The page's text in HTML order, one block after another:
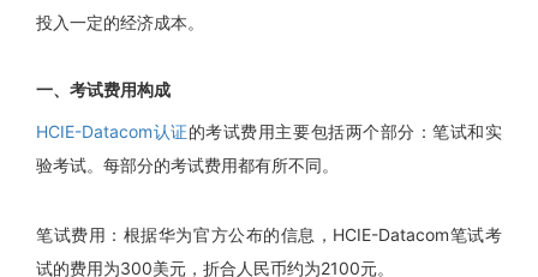
投入一定的经济成本。
一、考试费用构成
HCIE-Datacom认证的考试费用主要包括两个部分：笔试和实
验考试。每部分的考试费用都有所不同。
笔试费用：根据华为官方公布的信息，HCIE-Datacom笔试考
试的费用为300美元，折合人民币约为2100元。